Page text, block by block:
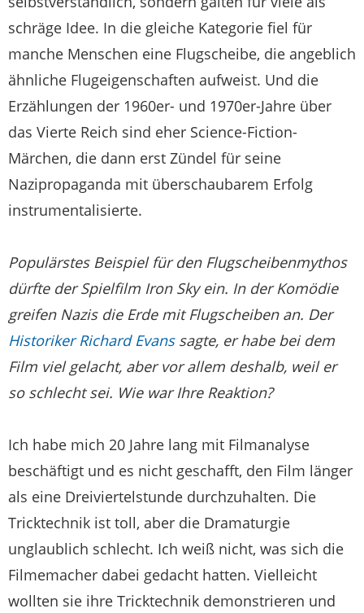
schräge Idee. In die gleiche Kategorie fiel für
manche Menschen eine Flugscheibe, die angeblich
ähnliche Flugeigenschaften aufweist. Und die
Erzählungen der 1960er- und 1970er-Jahre über
das Vierte Reich sind eher Science-Fiction-
Märchen, die dann erst Zündel für seine
Nazipropaganda mit überschaubarem Erfolg
instrumentalisierte.
Populärstes Beispiel für den Flugscheibenmythos
dürfte der Spielfilm Iron Sky ein. In der Komödie
greifen Nazis die Erde mit Flugscheiben an. Der
Historiker Richard Evanssagte, er habe bei dem
Film viel gelacht, aber vor allem deshalb, weil er
so schlecht sei. Wie war Ihre Reaktion?
Ich habe mich 20 Jahre lang mit Filmanalyse
beschäftigt und es nicht geschafft, den Film länger
als eine Dreiviertelstunde durchzuhalten. Die
Tricktechnik ist toll, aber die Dramaturgie
unglaublich schlecht. Ich weiß nicht, was sich die
Filmemacher dabei gedacht hatten. Vielleicht
wollten sie ihre Tricktechnik demonstrieren und